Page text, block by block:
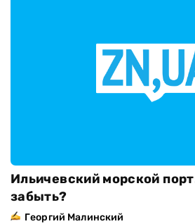
Ильичевский морской
забыть?
Георгий Малинский